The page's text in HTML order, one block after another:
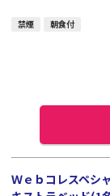
禁煙 朝食付
Ｗｅｂコレスペシ